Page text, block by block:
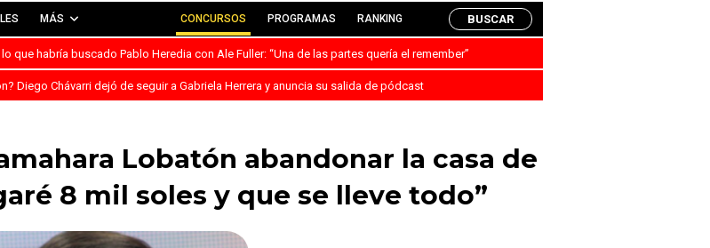
MÁS CONCURSOS PROGRAMAS RANKING BUSCAR
que habría buscado Pablo Heredia con Ale Fuller: “Una de las partes quería el remember”
Diego Chávarri dejó de seguir a Gabriela Herrera y anuncia su salida de pódcast
Lobatón abandonar la casa de
8 mil soles y que se lleve todo”